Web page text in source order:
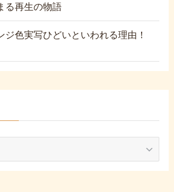
る再生の物語
ジ色実写ひどいといわれる理由！